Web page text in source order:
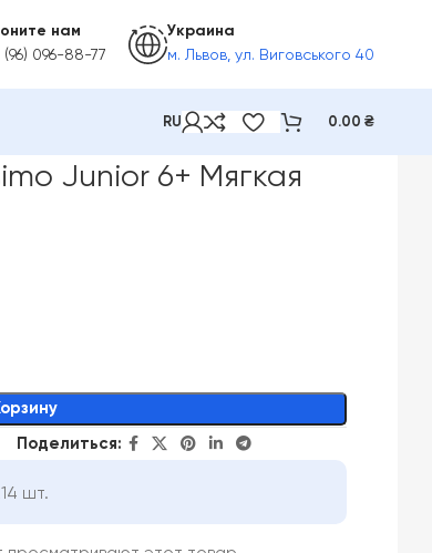
нам
096-88-77
Украина
м. Львов, ул. Виговського 40
RU 0.00 ₴
Junior 6+ Мягкая
Поделиться:
шт.